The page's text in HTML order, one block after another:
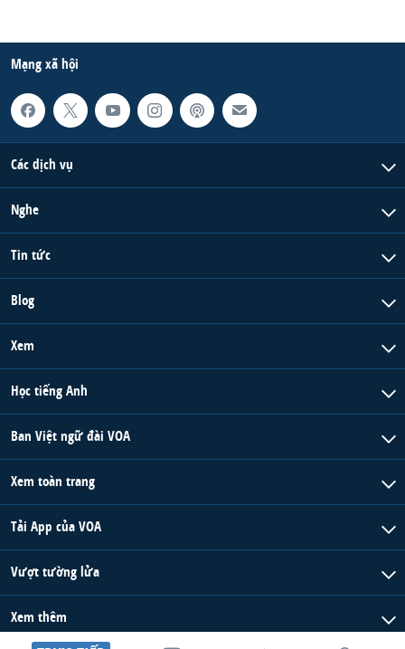
Mạng xã hội
Các dịch vụ
Nghe
Tin tức
Blog
Xem
Học tiếng Anh
Ban Việt ngữ đài VOA
Xem toàn trang
Tải App của VOA
Vượt tường lửa
Xem thêm